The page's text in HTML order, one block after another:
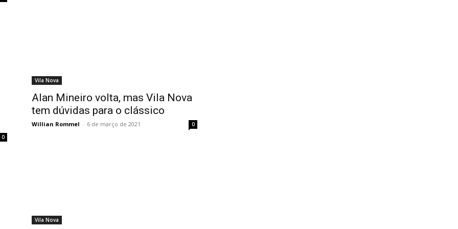
0
Vila Nova
Alan Mineiro volta, mas Vila Nova
tem dúvidas para o clássico
Willian Rommel - 6 de março de 2021 0
Vila Nova